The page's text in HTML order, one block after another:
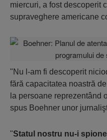
miercuri, a fost descoperit
supraveghere americane
"Nu l-am fi descoperit
fără capacitatea noastră
la persoane reprezentând
spus Boehner unor
"Statul nostru nu-i